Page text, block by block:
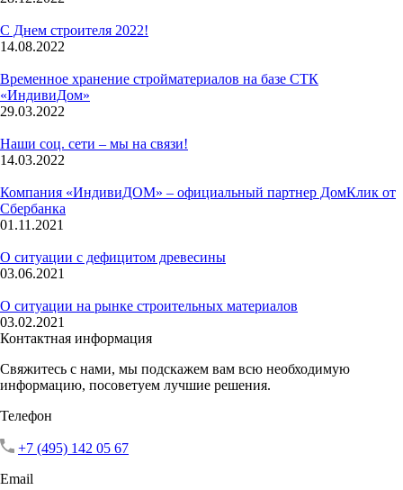
С Днем строителя 2022!
14.08.2022
Временное хранение стройматериалов на базе СТК
«ИндивиДом»
29.03.2022
Наши соц. сети – мы на связи!
14.03.2022
Компания «ИндивиДОМ» – официальный партнер ДомКлик от
Сбербанка
01.11.2021
О ситуации с дефицитом древесины
03.06.2021
О ситуации на рынке строительных материалов
03.02.2021
Контактная информация
Свяжитесь с нами, мы подскажем вам всю необходимую
информацию, посоветуем лучшие решения.
Телефон
+7 (495) 142 05 67
Email